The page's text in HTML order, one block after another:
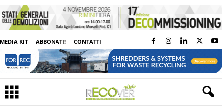
MEDIA KIT ABBONATI! CONTATTI